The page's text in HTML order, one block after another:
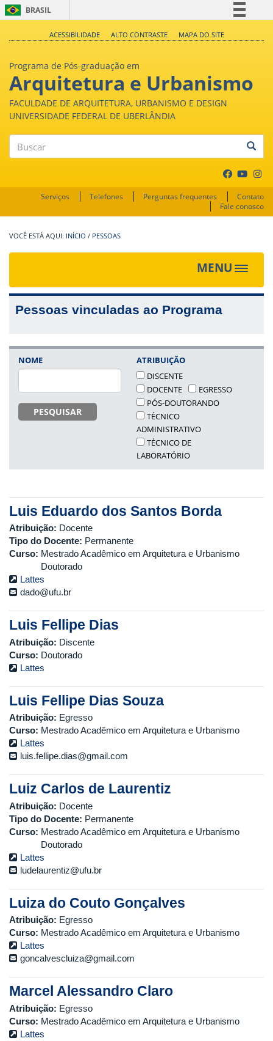
BRASIL
Acesso à informação
Legislação
ACESSIBILIDADE ALTO CONTRASTE MAPA DO SITE
Programa de Pós-graduação em
Arquitetura e Urbanismo
FACULDADE DE ARQUITETURA, URBANISMO E DESIGN
UNIVERSIDADE FEDERAL DE UBERLÂNDIA
Serviços Telefones Perguntas frequentes
Contato
Fale conosco
INÍCIO / PESSOAS
MENU
Toggle
Pessoas vinculadas ao Programa
NOME
PESQUISAR
ATRIBUIÇÃO
DISCENTE
DOCENTE
EGRESSO
PÓS-DOUTORANDO
TÉCNICO
ADMINISTRATIVO
TÉCNICO DE
LABORATÓRIO
Luis Eduardo dos Santos Borda
Atribuição: Docente
Tipo do Docente: Permanente
Curso: Mestrado Acadêmico em Arquitetura e Urbanismo
Doutorado
Lattes
dado@ufu.br
Luis Fellipe Dias
Atribuição: Discente
Curso: Doutorado
Lattes
Luis Fellipe Dias Souza
Atribuição: Egresso
Curso: Mestrado Acadêmico em Arquitetura e Urbanismo
Lattes
luis.fellipe.dias@gmail.com
Luiz Carlos de Laurentiz
Atribuição: Docente
Tipo do Docente: Permanente
Curso: Mestrado Acadêmico em Arquitetura e Urbanismo
Doutorado
Lattes
ludelaurentiz@ufu.br
Luiza do Couto Gonçalves
Atribuição: Egresso
Curso: Mestrado Acadêmico em Arquitetura e Urbanismo
Lattes
goncalvescluiza@gmail.com
Marcel Alessandro Claro
Atribuição: Egresso
Curso: Mestrado Acadêmico em Arquitetura e Urbanismo
Lattes